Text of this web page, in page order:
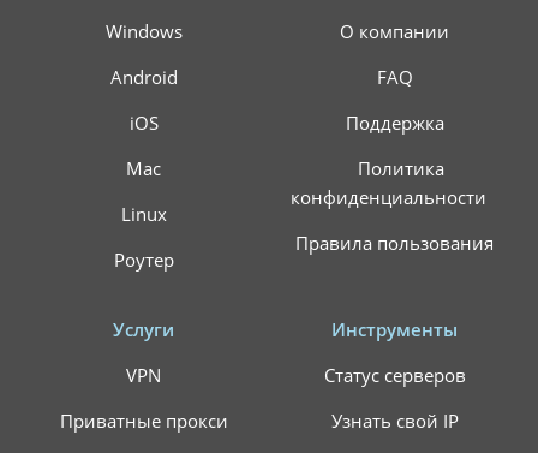
Windows
Android
iOS
Mac
Linux
Роутер
О компании
FAQ
Поддержка
Политика
конфиденциальности
Правила пользования
Услуги
VPN
Приватные прокси
Инструменты
Статус серверов
Узнать свой IP